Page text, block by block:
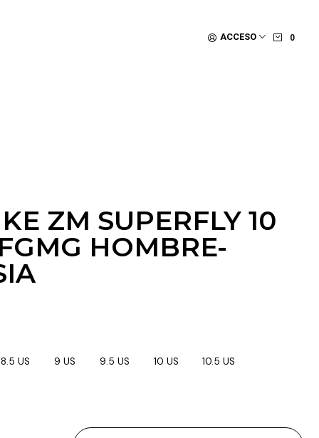
ACCESO 0
ZM SUPERFLY 10
HOMBRE-
8.5 US 9 US 9.5 US 10 US 10.5 US